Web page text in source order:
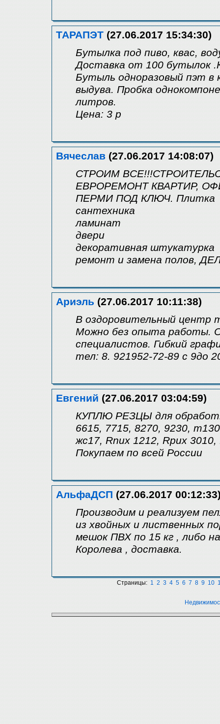
ТАРАПЭТ (27.06.2017 15:34:30)
Бутылка под пиво, квас,
Доставка от 100 бутылок
Бутыль одноразовый пэт в
выдува. Пробка
литров.
Цена: 3 р
Вячеслав (27.06.2017 14:08:07)
СТРОИМ
ЕВРОРЕМОНТ КВАРТИР,
ПЕРМИ ПОД КЛЮЧ. Плитка
сантехника
ламинат
двери
декоративная штукатурка
ремонт и замена полов,
Ариэль (27.06.2017 10:11:38)
В оздоровительный центр
Можно без опыта работы.
специалистов. Гибкий
тел: 8. 921952-72-89 с 9до
Евгений (27.06.2017 03:04:59)
КУПЛЮ РЕЗЦЫ для
6615, 7715, 8270, 9230,
жс17, Rnux 1212, Rpux 3010,
Покупаем по всей России
АльфаДСП (27.06.2017
Производим и реализуем
из хвойных и лиственных
мешок ПВХ по 15 кг , либо
Королева , доставка.
Страницы: 1 2 3 4 5 6 7 8 9 10